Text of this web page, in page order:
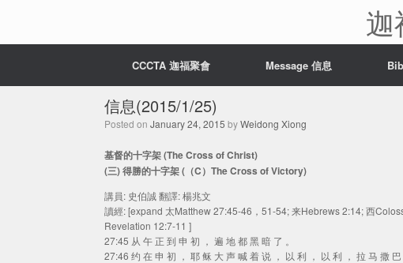
迦
CCCTA 迦福聚會 Message 信息
信息(2015/1/25)
Posted on January 24, 2015 byWeidong Xiong
基督的十字架 (The Cross of Christ)
(三) 得勝的十字架 (（C）The Cross of Victory)
講員: 史伯誠 翻譯: 楊兆文
讀經: [expand 太Matthew 27:45-46，51-54; 来Hebrews 2:14; 西
Revelation 12:7-11 ]
27:45 从 午 正 到 申 初 ， 遍 地 都 黑 暗 了 。
27:46 约 在 申 初 ， 耶 稣 大 声 喊 着 说 ， 以 利 ， 以 利 ， 拉 马 撒